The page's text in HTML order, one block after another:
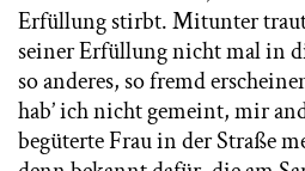
Erfüllung stirbt. Mitunter
seiner Erfüllung nicht mal in
so anderes, so fremd
hab’ ich nicht gemeint, mir
begüterte Frau in der Straße